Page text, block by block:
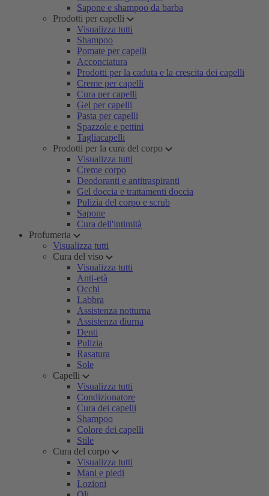
Sapone e shampoo da barba
Prodotti per capelli
Visualizza tutti
Shampoo
Pomate per capelli
Acconciatura
Prodotti per la caduta e la crescita dei capelli
Creme per capelli
Cura per capelli
Gel per capelli
Pasta per capelli
Spazzole e pettini
Tagliacapelli
Prodotti per la cura del corpo
Visualizza tutti
Creme corpo
Deodoranti e antitraspiranti
Gel doccia e trattamenti doccia
Pulizia del corpo e scrub
Sapone
Cura dell'intimità
Profumeria
Visualizza tutti
Cura del viso
Visualizza tutti
Anti-età
Occhi
Labbra
Assistenza notturna
Assistenza diurna
Denti
Pulizia
Rasatura
Sole
Capelli
Visualizza tutti
Condizionatore
Cura dei capelli
Shampoo
Colore dei capelli
Stile
Cura del corpo
Visualizza tutti
Mani e piedi
Lozioni